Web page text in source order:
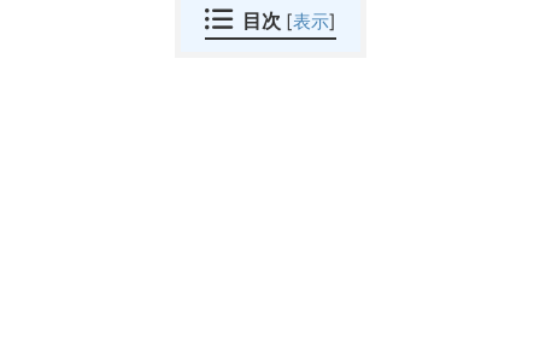
目次 [表示]